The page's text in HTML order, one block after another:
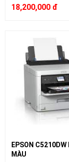
18,200,000 đ
EPSON C5210DW IN PHUN
MÀU